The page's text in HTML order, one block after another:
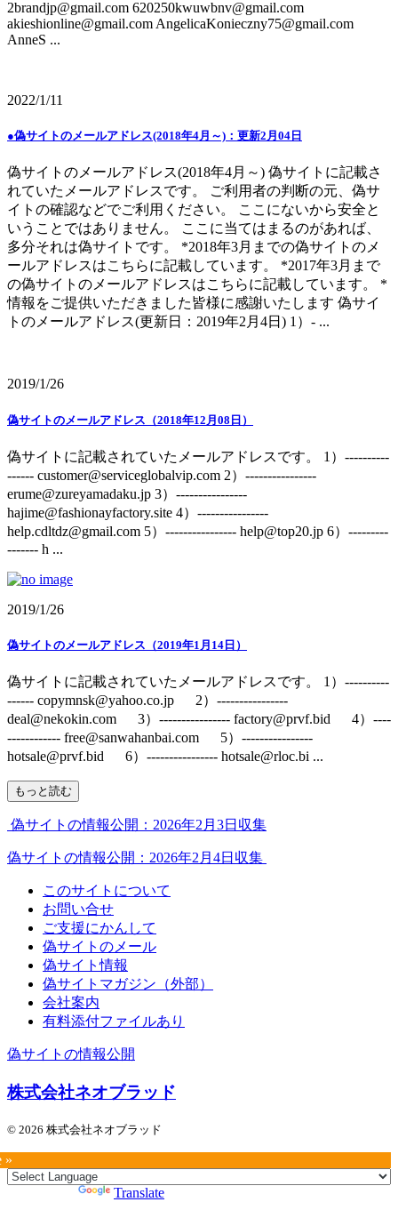
2brandjp@gmail.com 620250kwuwbnv@gmail.com
akieshionline@gmail.com AngelicaKonieczny75@gmail.com
AnneS ...
2022/1/11
●偽サイトのメールアドレス(2018年4月～)：更新2月04日
偽サイトのメールアドレス(2018年4月～) 偽サイトに記載さ
れていたメールアドレスです。 ご利用者の判断の元、偽サ
イトの確認などでご利用ください。 ここにないから安全と
いうことではありません。 ここに当てはまるのがあれば、
多分それは偽サイトです。 *2018年3月までの偽サイトのメ
ールアドレスはこちらに記載しています。 *2017年3月まで
の偽サイトのメールアドレスはこちらに記載しています。 *
情報をご提供いただきました皆様に感謝いたします 偽サイ
トのメールアドレス(更新日：2019年2月4日) 1）- ...
2019/1/26
偽サイトのメールアドレス（2018年12月08日）
偽サイトに記載されていたメールアドレスです。 1）----------
------ customer@serviceglobalvip.com 2）----------------
erume@zureyamadaku.jp 3）----------------
hajime@fashionayfactory.site 4）----------------
help.cdltdz@gmail.com 5）---------------- help@top20.jp 6）---------
------- h ...
2019/1/26
偽サイトのメールアドレス（2019年1月14日）
偽サイトに記載されていたメールアドレスです。 1）----------
------ copymnsk@yahoo.co.jp 2）----------------
deal@nekokin.com 3）---------------- factory@prvf.bid 4）----
------------ free@sanwahanbai.com 5）----------------
hotsale@prvf.bid 6）---------------- hotsale@rloc.bi ...
もっと読む
偽サイトの情報公開：2026年2月3日収集
偽サイトの情報公開：2026年2月4日収集
このサイトについて
お問い合せ
ご支援にかんして
偽サイトのメール
偽サイト情報
偽サイトマガジン（外部）
会社案内
有料添付ファイルあり
偽サイトの情報公開
株式会社ネオブラッド
© 2026 株式会社ネオブラッド
»
Translate